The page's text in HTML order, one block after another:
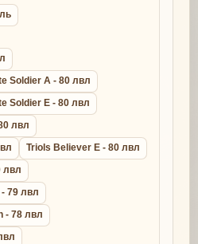
Soldier A - 80 лвл
Soldier E - 80 лвл
лвл
Triols Believer E - 80 лвл
лвл
79 лвл
- 78 лвл